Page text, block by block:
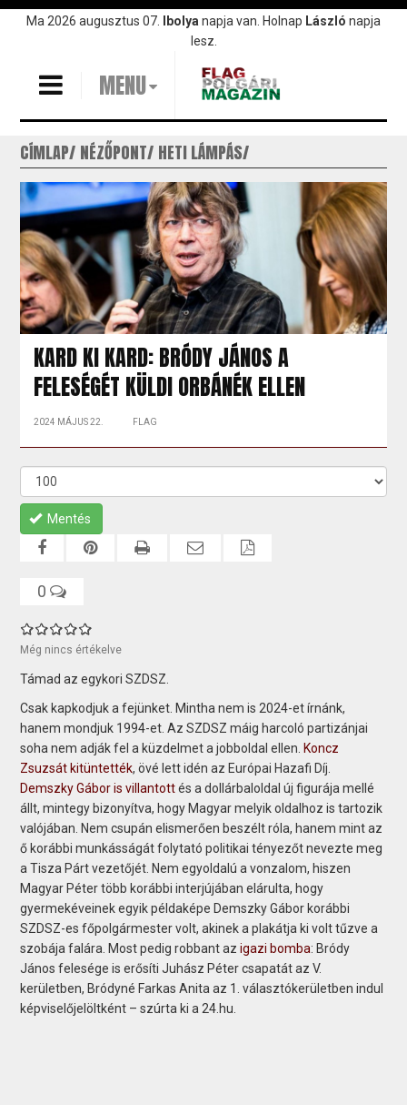
UgrásMa 2026 augusztus 07. Ibolya napja van. Holnap László napja
lesz.
MENU
CÍMLAP NÉZŐPONT HETI LÁMPÁS
KARD KI KARD: BRÓDY JÁNOS A
FELESÉGÉT KÜLDI ORBÁNÉK ELLEN
2024 MÁJUS 22. FLAG
Mentés
0
Még nincs értékelve
Támad az egykori SZDSZ.
Csak kapkodjuk a fejünket. Mintha nem is 2024-et írnánk,
hanem mondjuk 1994-et. Az SZDSZ máig harcoló partizánjai
soha nem adják fel a küzdelmet a jobboldal ellen. Koncz
Zsuzsát kitüntették, övé lett idén az Európai Hazafi Díj.
Demszky Gábor is villantottés a dollárbaloldal új figurája mellé
állt, mintegy bizonyítva, hogy Magyar melyik oldalhoz is tartozik
valójában. Nem csupán elismerően beszélt róla, hanem mint az
ő korábbi munkásságát folytató politikai tényezőt nevezte meg
a Tisza Párt vezetőjét. Nem egyoldalú a vonzalom, hiszen
Magyar Péter több korábbi interjújában elárulta, hogy
gyermekéveinek egyik példaképe Demszky Gábor korábbi
SZDSZ-es főpolgármester volt, akinek a plakátja ki volt tűzve a
szobája falára. Most pedig robbant az igazi bomba: Bródy
János felesége is erősíti Juhász Péter csapatát az V.
kerületben, Bródyné Farkas Anita az 1. választókerületben indul
képviselőjelöltként – szúrta ki a 24.hu.